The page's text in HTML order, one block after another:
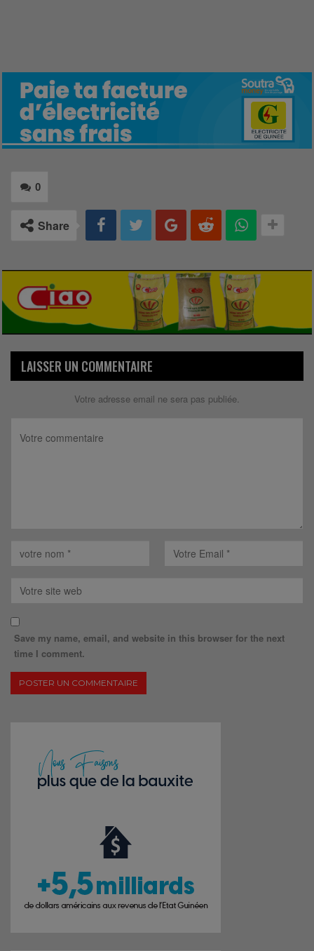
0
Share
LAISSER UN COMMENTAIRE
Votre adresse email ne sera pas publiée.
Save my name, email, and website in this browser for the next
time I comment.